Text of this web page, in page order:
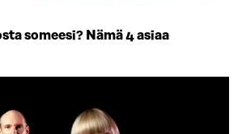
someesi? Nämä 4 asiaa